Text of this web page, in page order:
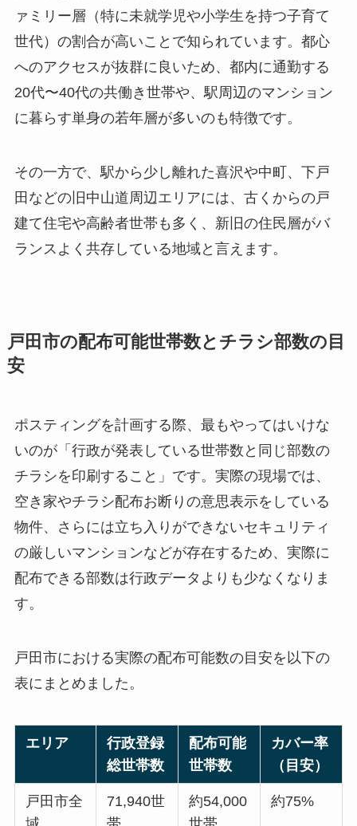
ァミリー層（特に未就学児や小学生を持つ子育て
世代）の割合が高いことで知られています。都心
へのアクセスが抜群に良いため、都内に通勤する
20代〜40代の共働き世帯や、駅周辺のマンション
に暮らす単身の若年層が多いのも特徴です。
その一方で、駅から少し離れた喜沢や中町、下戸
田などの旧中山道周辺エリアには、古くからの戸
建て住宅や高齢者世帯も多く、新旧の住民層がバ
ランスよく共存している地域と言えます。
戸田市の配布可能世帯数とチラシ部数の目
安
ポスティングを計画する際、最もやってはいけな
いのが「行政が発表している世帯数と同じ部数の
チラシを印刷すること」です。実際の現場では、
空き家やチラシ配布お断りの意思表示をしている
物件、さらには立ち入りができないセキュリティ
の厳しいマンションなどが存在するため、実際に
配布できる部数は行政データよりも少なくなりま
す。
戸田市における実際の配布可能数の目安を以下の
表にまとめました。
エリア
行政登録
総世帯数
配布可能
世帯数
カバー率
（目安）
戸田市全
71,940世
約54,000
約75%